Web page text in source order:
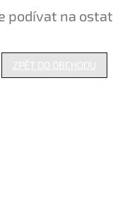
podívat na
ZPĚT DO OBCHODU